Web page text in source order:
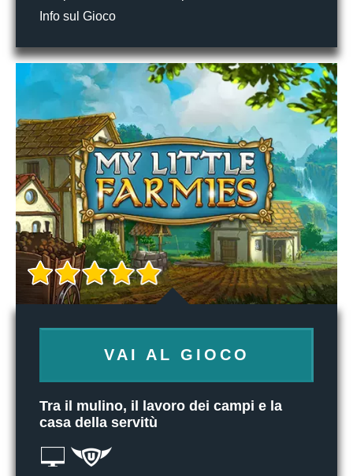
Info sul Gioco
VAI AL GIOCO
Tra il mulino, il lavoro dei campi e la
casa della servitù